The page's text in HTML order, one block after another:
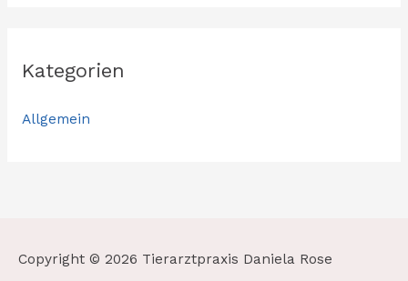
Kategorien
Allgemein
Copyright © 2026 Tierarztpraxis Daniela Rose